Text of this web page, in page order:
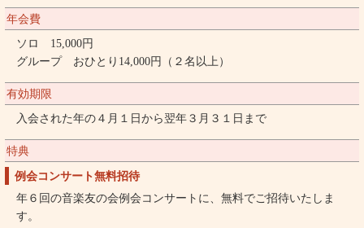
年会費
ソロ 15,000円
グループ おひとり14,000円（２名以上）
有効期限
入会された年の４月１日から翌年３月３１日まで
特典
例会コンサート無料招待
年６回の音楽友の会例会コンサートに、無料でご招待いたしま
す。